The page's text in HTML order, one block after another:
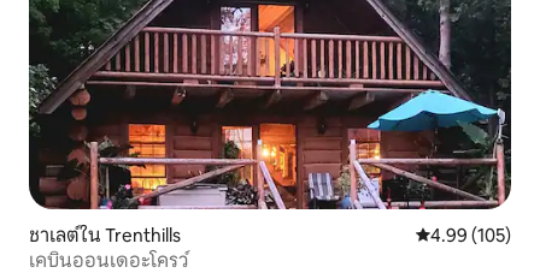
ชาเลต์ใน Trenthills คะแนนเฉลี่ย
4.99 (105)
เคบินออนเดอะโครว์